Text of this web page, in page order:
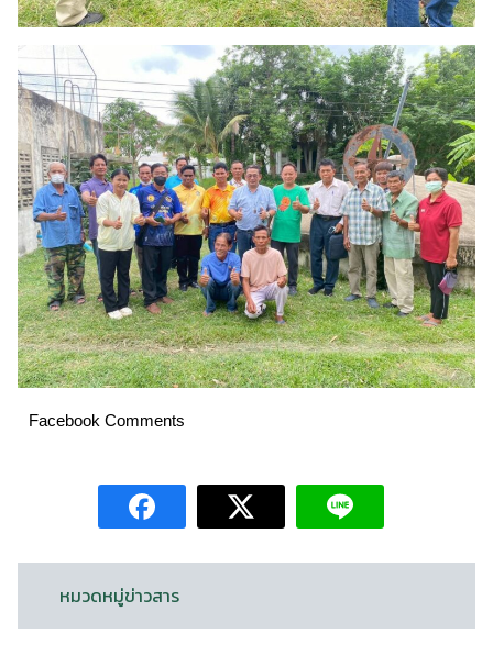
Facebook Comments
หมวดหมู่ข่าวสาร